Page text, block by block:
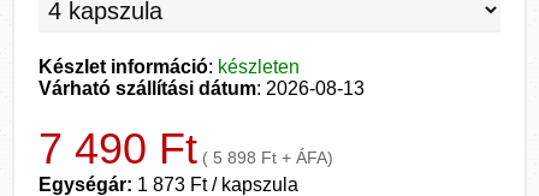
Készlet információ: készleten
Várható szállítási dátum: 2026-08-13
7 490 Ft ( 5 898 Ft + ÁFA)
Egységár: 1 873 Ft / kapszula